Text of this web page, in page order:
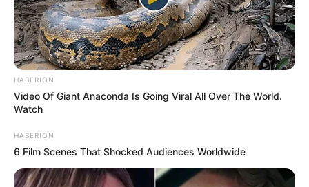
HABERION
Video Of Giant Anaconda Is Going Viral All Over The World.
Watch
HABERION
6 Film Scenes That Shocked Audiences Worldwide